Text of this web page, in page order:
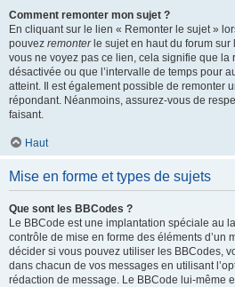
Comment remonter mon sujet ?
En cliquant sur le lien « Remonter le sujet »
pouvez remonterle sujet en haut du forum sur
vous ne voyez pas ce lien, cela signifie que la
désactivée ou que l’intervalle de temps pour
atteint. Il est également possible de remonter
répondant. Néanmoins, assurez-vous de
faisant.
Haut
Mise en forme et types de sujets
Que sont les BBCodes ?
Le BBCode est une implantation spéciale au
contrôle de mise en forme des éléments d’un
décider si vous pouvez utiliser les BBCodes,
dans chacun de vos messages en utilisant
rédaction de message. Le BBCode lui-même